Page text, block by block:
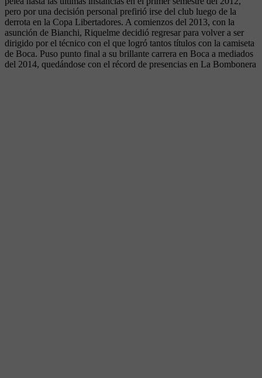
pero por una decisión personal prefirió irse del club luego de la
derrota en la Copa Libertadores. A comienzos del 2013, con la
asunción de Bianchi, Riquelme decidió regresar para volver a ser
dirigido por el técnico con el que logró tantos títulos con la camiseta
de Boca. Puso punto final a su brillante carrera en Boca a mediados
del 2014, quedándose con el récord de presencias en La Bombonera